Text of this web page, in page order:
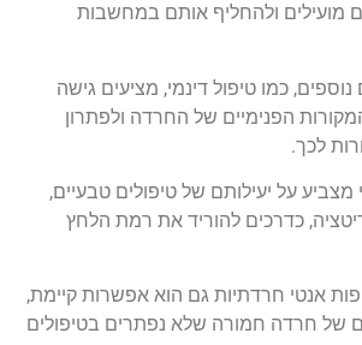
מועילים ולהחליף אותם במחשבות
נוספים, כמו טיפול דינמי, מציעים גישה
הפנימיים של החרדה ולפתרון
לכך.
על יעילותם של טיפולים טבעיים,
כדרכים להוריד את רמת הלחץ
אנטי חרדתיות גם הוא אפשרות קיימת,
של חרדה חמורה שלא נפתרים בטיפולים